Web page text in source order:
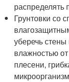
распределять
Грунтовки со
уберечь
влажностью
плесени,